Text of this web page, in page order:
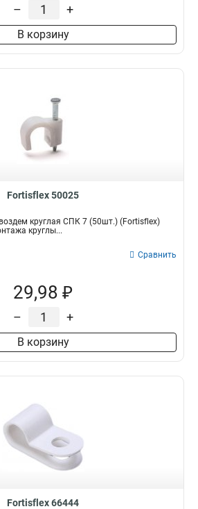
– +
В корзину
Fortisflex 50025
круглая СПК 7 (50шт.) (Fortisflex)
круглы...
Сравнить
29,98 ₽
– +
В корзину
Fortisflex 66444